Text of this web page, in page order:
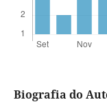
Biografia do